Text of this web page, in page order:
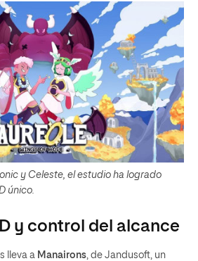
y Celeste, el estudio ha logrado
único.
y control del alcance
lleva a Manairons, de Jandusoft, un